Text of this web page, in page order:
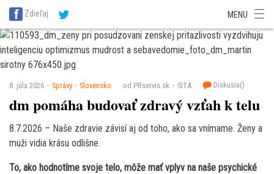
SITA Energetika
SITA Potravinárstvo
Zdieľaj MENU
8. júla 2026 Správy Slovensko od PRservis.sk SITA Diskusia()
dm pomáha budovať zdravý vzťah k telu
8.7.2026 – Naše zdravie závisí aj od toho, ako sa vnímame. Ženy a
muži vidia krásu odlišne.
To, ako hodnotíme svoje telo, môže mať vplyv na naše psychické